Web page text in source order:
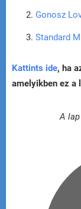
Gonosz
Standard
Kattints ide, ha
amelyikben ez a
A